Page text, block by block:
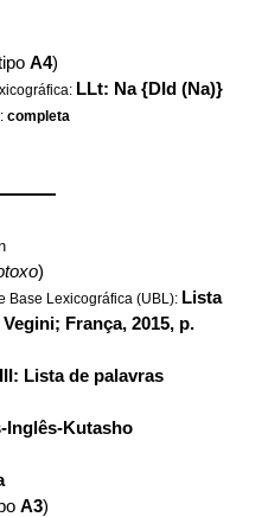
A4)
LLt: Na {DId (Na)}
completa
)
Base Lexicográfica (UBL): Lista
França, 2015, p.
Lista de palavras
Inglês-Kutasho
A3)